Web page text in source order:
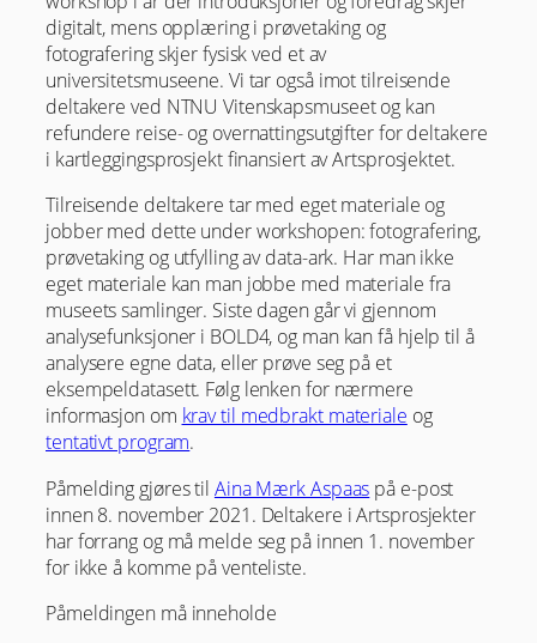
digitalt, mens opplæring i prøvetaking og
fotografering skjer fysisk ved et av
universitetsmuseene. Vi tar også imot tilreisende
deltakere ved NTNU Vitenskapsmuseet og kan
refundere reise- og overnattingsutgifter for deltakere
i kartleggingsprosjekt finansiert av Artsprosjektet.
Tilreisende deltakere tar med eget materiale og
jobber med dette under workshopen: fotografering,
prøvetaking og utfylling av data-ark. Har man ikke
eget materiale kan man jobbe med materiale fra
museets samlinger. Siste dagen går vi gjennom
analysefunksjoner i BOLD4, og man kan få hjelp til å
analysere egne data, eller prøve seg på et
eksempeldatasett. Følg lenken for nærmere
informasjon om krav til medbrakt materiale og
tentativt program.
Påmelding gjøres til Aina Mærk Aspaas på e-post
innen 8. november 2021. Deltakere i Artsprosjekter
har forrang og må melde seg på innen 1. november
for ikke å komme på venteliste.
Påmeldingen må inneholde